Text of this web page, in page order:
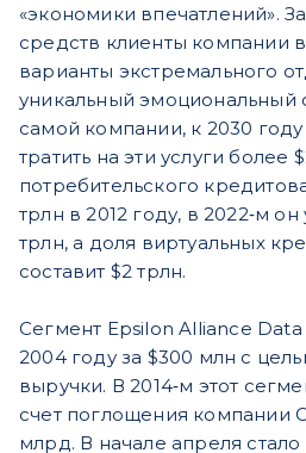
«экономики впечатлений».
средств клиенты компании
варианты экстремального
уникальный эмоциональный
самой компании, к 2030
тратить на эти услуги более
потребительского
трлн в 2012 году, в 2022‐м он
трлн, а доля виртуальных
составит $2 трлн.
Сегмент Epsilon Alliance Data
2004 году за $300 млн с
выручки. В 2014‐м этот
счет поглощения компании
млрд. В начале апреля стало